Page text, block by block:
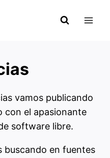
vamos publicando
con el apasionante
software libre.
buscando en fuentes